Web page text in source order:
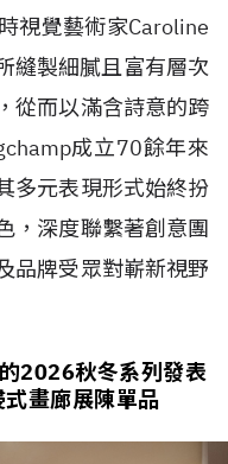
視覺藝術家Caroline
縫製細膩且富有層次
從而以滿含詩意的跨
成立70餘年來
多元表現形式始終扮
，深度聯繫著創意團
品牌受眾對嶄新視野
2026秋冬系列發表
畫廊展陳單品